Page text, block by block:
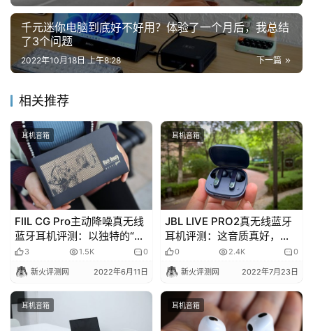
千元迷你电脑到底好不好用？体验了一个月后，我总结
了3个问题
下一篇
2022年10月18日 上午8:28
相关推荐
耳机音箱
FIIL CG Pro主动降噪真无线
蓝牙耳机评测：以独特的“窗
口”设计，致敬对音乐的热
爱！
3 1.5K 0
新火评测网 2022年6月11日
耳机音箱
JBL LIVE PRO2真无线蓝牙
耳机评测：这音质真好，主
动降噪+哈曼音效
0 2.4K 0
新火评测网 2022年7月23日
耳机音箱 耳机音箱